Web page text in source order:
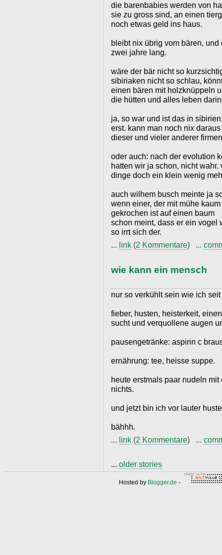
die barenbabies werden von
sie zu gross sind, an einen
noch etwas geld ins haus.
bleibt nix übrig vom bären,
zwei jahre lang.
wäre der bär nicht so
sibiriaken nicht so schlau,
einen bären mit holzknüppeln
die hütten und alles leben
ja, so war und ist das in
erst. kann man noch nix
dieser und vieler anderer
oder auch: nach der evolution
hatten wir ja schon, nicht
dinge doch ein klein wenig
auch wilhem busch meinte ja
wenn einer, der mit mühe kaum
gekrochen ist auf einen baum
schon meint, dass er ein vogel
so irrt sich der.
... link (2 Kommentare) ...
wie kann ein mensch
nur so verkühlt sein wie ich
fieber, husten, heisterkeit,
sucht und verquollene augen
pausengetränke: aspirin c
ernährung: tee, heisse suppe.
heute erstmals paar nudeln
nichts.
und jetzt bin ich vor lauter
bähhh.
... link (2 Kommentare) ...
... older stories
Hosted by Blogger.de -